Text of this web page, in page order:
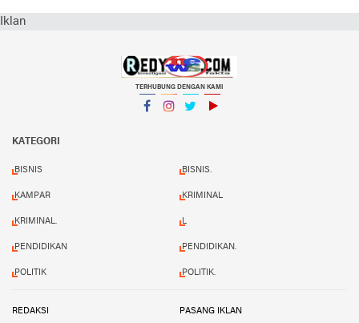
Iklan
TERHUBUNG DENGAN KAMI
KATEGORI
BISNIS BISNIS.
KAMPAR KRIMINAL
KRIMINAL. L
PENDIDIKAN PENDIDIKAN.
POLITIK POLITIK.
REDAKSI PASANG IKLAN